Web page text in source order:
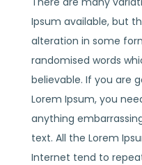
Ipsum available, but
alteration in some
randomised words
believable. If you are
Lorem Ipsum, you
anything
text. All the Lorem
Internet tend to